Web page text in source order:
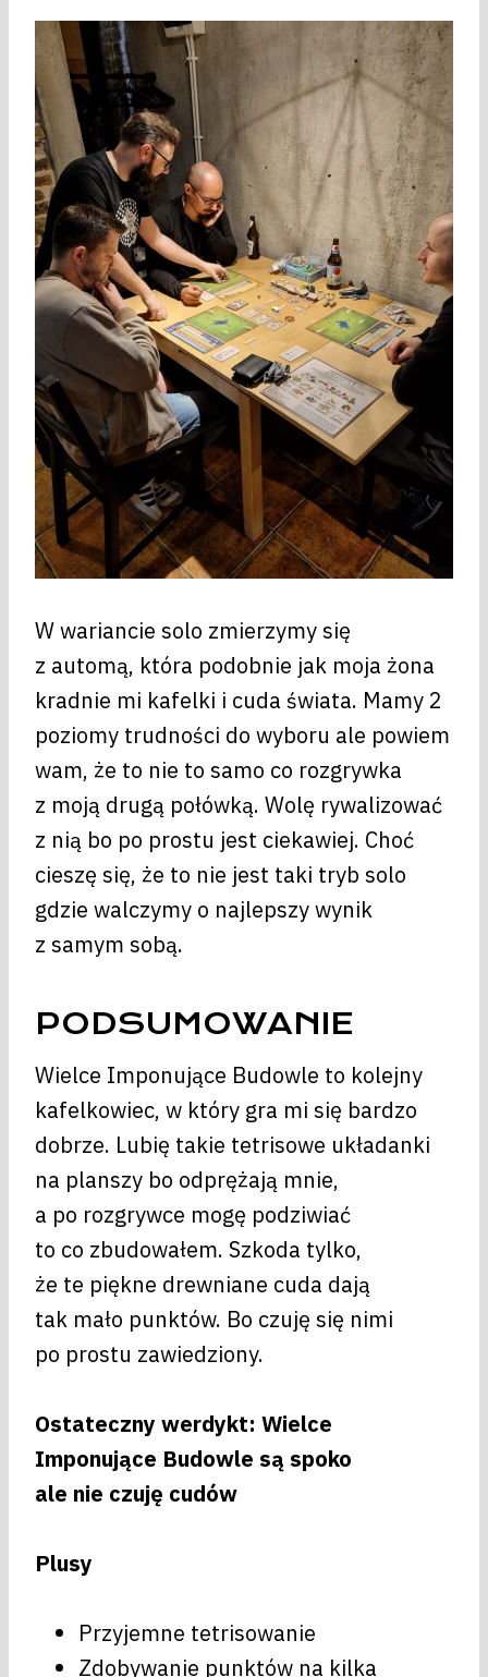
W wariancie solo zmierzymy się
z automą, która podobnie jak moja żona
kradnie mi kafelki i cuda świata. Mamy 2
poziomy trudności do wyboru ale powiem
wam, że to nie to samo co rozgrywka
z moją drugą połówką. Wolę rywalizować
z nią bo po prostu jest ciekawiej. Choć
cieszę się, że to nie jest taki tryb solo
gdzie walczymy o najlepszy wynik
z samym sobą.
PODSUMOWANIE
Wielce Imponujące Budowle to kolejny
kafelkowiec, w który gra mi się bardzo
dobrze. Lubię takie tetrisowe układanki
na planszy bo odprężają mnie,
a po rozgrywce mogę podziwiać
to co zbudowałem. Szkoda tylko,
że te piękne drewniane cuda dają
tak mało punktów. Bo czuję się nimi
po prostu zawiedziony.
Ostateczny werdykt: Wielce
Imponujące Budowle są spoko
ale nie czuję cudów
Plusy
Przyjemne tetrisowanie
Zdobywanie punktów na kilka